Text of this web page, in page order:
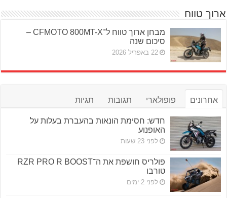
ארוך טווח
מבחן ארוך טווח ל־CFMOTO 800MT-X –
סיכום שנה
22 באפריל 2026
אחרונים פופולארי תגובות תגיות
חדש: חסימת הונאות בהעברת בעלות על
האופנוע
לפני 23 שעות
פולריס חושפת את ה־RZR PRO R BOOST
טורבו
לפני 2 ימים